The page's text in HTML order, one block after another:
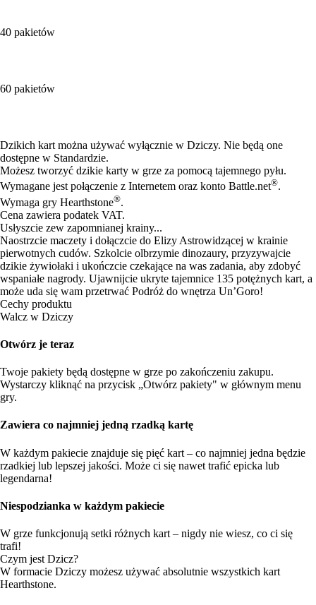
40 pakietów
60 pakietów
Available actions
Dzikich kart można używać wyłącznie w Dziczy. Nie będą one
dostępne w Standardzie.
Możesz tworzyć dzikie karty w grze za pomocą tajemnego pyłu.
Wymagane jest połączenie z Internetem oraz konto Battle.net®.
Wymaga gry Hearthstone®.
Cena zawiera podatek VAT.
Usłyszcie zew zapomnianej krainy...
Naostrzcie maczety i dołączcie do Elizy Astrowidzącej w krainie
pierwotnych cudów. Szkolcie olbrzymie dinozaury, przyzywajcie
dzikie żywiołaki i ukończcie czekające na was zadania, aby zdobyć
wspaniałe nagrody. Ujawnijcie ukryte tajemnice 135 potężnych kart, a
może uda się wam przetrwać Podróż do wnętrza Un’Goro!
Cechy produktu
Walcz w Dziczy
Otwórz je teraz
Twoje pakiety będą dostępne w grze po zakończeniu zakupu.
Wystarczy kliknąć na przycisk „Otwórz pakiety" w głównym menu
gry.
Zawiera co najmniej jedną rzadką kartę
W każdym pakiecie znajduje się pięć kart – co najmniej jedna będzie
rzadkiej lub lepszej jakości. Może ci się nawet trafić epicka lub
legendarna!
Niespodzianka w każdym pakiecie
W grze funkcjonują setki różnych kart – nigdy nie wiesz, co ci się
trafi!
Czym jest Dzicz?
W formacie Dziczy możesz używać absolutnie wszystkich kart
Hearthstone.